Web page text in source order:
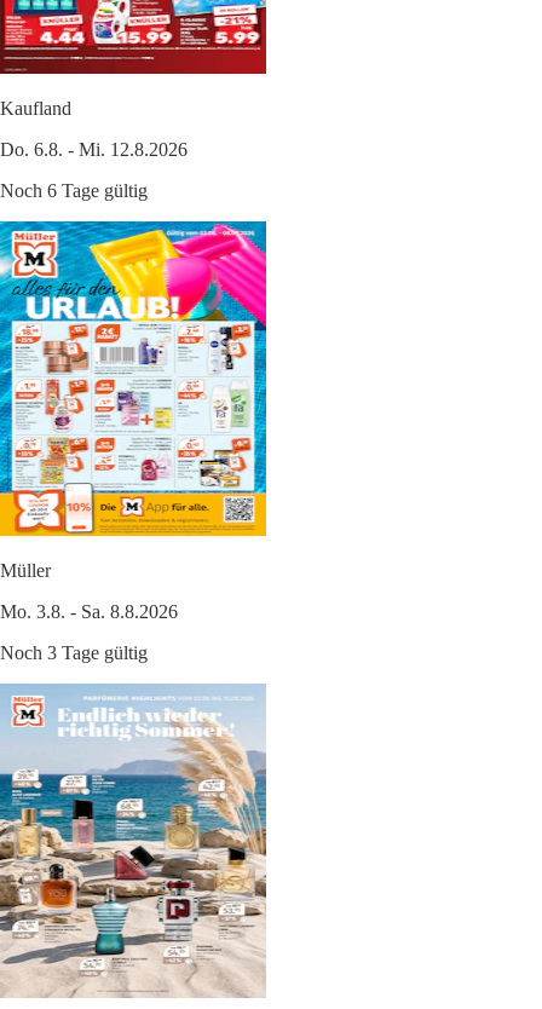
Kaufland
Do. 6.8. - Mi. 12.8.2026
Noch 6 Tage gültig
Müller
Mo. 3.8. - Sa. 8.8.2026
Noch 3 Tage gültig